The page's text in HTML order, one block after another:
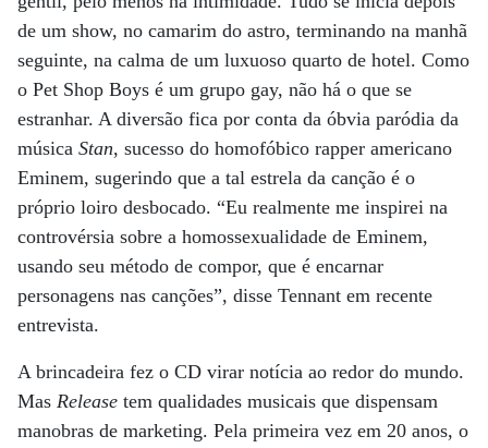
de um show, no camarim do astro, terminando na manhã
seguinte, na calma de um luxuoso quarto de hotel. Como
o Pet Shop Boys é um grupo gay, não há o que se
estranhar. A diversão fica por conta da óbvia paródia da
música Stan, sucesso do homofóbico rapper americano
Eminem, sugerindo que a tal estrela da canção é o
próprio loiro desbocado. “Eu realmente me inspirei na
controvérsia sobre a homossexualidade de Eminem,
usando seu método de compor, que é encarnar
personagens nas canções”, disse Tennant em recente
entrevista.
A brincadeira fez o CD virar notícia ao redor do mundo.
Mas Release tem qualidades musicais que dispensam
manobras de marketing. Pela primeira vez em 20 anos, o